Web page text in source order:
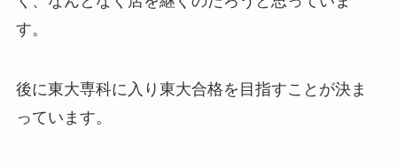
す。
後に東大専科に入り東大合格を目指すことが決ま
っています。